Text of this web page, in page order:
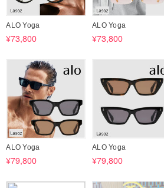
ALO Yoga
¥73,800
ALO Yoga
¥73,800
ALO Yoga
¥79,800
ALO Yoga
¥79,800